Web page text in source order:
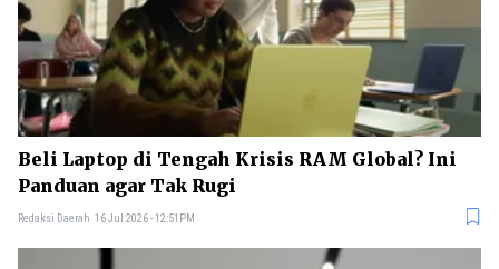
Beli Laptop di Tengah Krisis RAM Global? Ini
Panduan agar Tak Rugi
Redaksi Daerah 16 Jul 2026 - 12:51PM